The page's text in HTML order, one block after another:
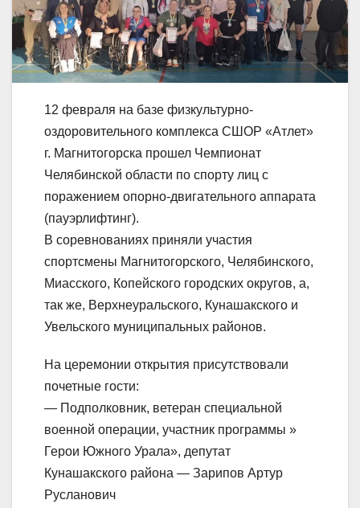
12 февраля на базе физкультурно-
оздоровительного комплекса СШОР «Атлет»
г. Магнитогорска прошел Чемпионат
Челябинской области по спорту лиц с
поражением опорно-двигательного аппарата
(пауэрлифтинг).
В соревнованиях приняли участия
спортсмены Магнитогорского, Челябинского,
Миасского, Копейского городских округов, а,
так же, Верхнеуральского, Кунашакского и
Увельского муниципальных районов.
На церемонии открытия присутствовали
почетные гости:
— Подполковник, ветеран специальной
военной операции, участник программы »
Герои Южного Урала», депутат
Кунашакского района — Зарипов Артур
Русланович